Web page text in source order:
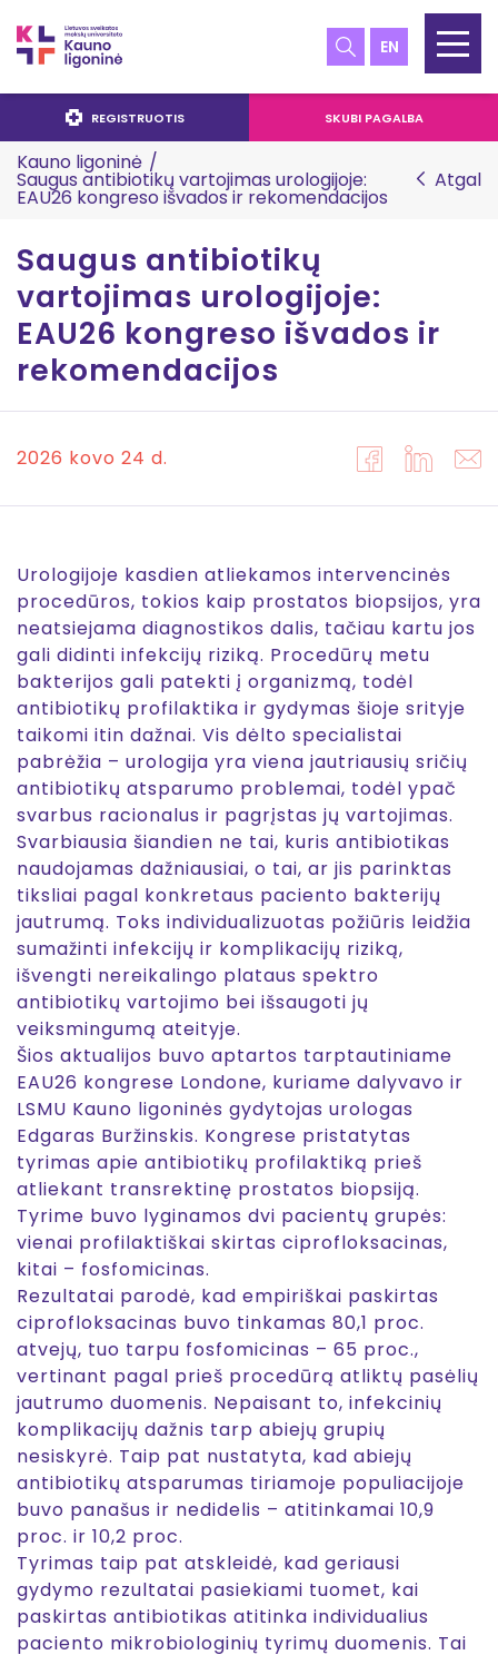
EN
REGISTRUOTIS SKUBI PAGALBA
Kauno ligoninė /
Saugus antibiotikų vartojimas urologijoje:
EAU26 kongreso išvados ir rekomendacijos
Atgal
Saugus antibiotikų
vartojimas urologijoje:
EAU26 kongreso išvados ir
rekomendacijos
2026 kovo 24 d.
Urologijoje kasdien atliekamos intervencinės
procedūros, tokios kaip prostatos biopsijos, yra
neatsiejama diagnostikos dalis, tačiau kartu jos
gali didinti infekcijų riziką. Procedūrų metu
bakterijos gali patekti į organizmą, todėl
antibiotikų profilaktika ir gydymas šioje srityje
taikomi itin dažnai. Vis dėlto specialistai
pabrėžia – urologija yra viena jautriausių sričių
antibiotikų atsparumo problemai, todėl ypač
svarbus racionalus ir pagrįstas jų vartojimas.
Svarbiausia šiandien ne tai, kuris antibiotikas
naudojamas dažniausiai, o tai, ar jis parinktas
tiksliai pagal konkretaus paciento bakterijų
jautrumą. Toks individualizuotas požiūris leidžia
sumažinti infekcijų ir komplikacijų riziką,
išvengti nereikalingo plataus spektro
antibiotikų vartojimo bei išsaugoti jų
veiksmingumą ateityje.
Šios aktualijos buvo aptartos tarptautiniame
EAU26 kongrese Londone, kuriame dalyvavo ir
LSMU Kauno ligoninės gydytojas urologas
Edgaras Buržinskis. Kongrese pristatytas
tyrimas apie antibiotikų profilaktiką prieš
atliekant transrektinę prostatos biopsiją.
Tyrime buvo lyginamos dvi pacientų grupės:
vienai profilaktiškai skirtas ciprofloksacinas,
kitai – fosfomicinas.
Rezultatai parodė, kad empiriškai paskirtas
ciprofloksacinas buvo tinkamas 80,1 proc.
atvejų, tuo tarpu fosfomicinas – 65 proc.,
vertinant pagal prieš procedūrą atliktų pasėlių
jautrumo duomenis. Nepaisant to, infekcinių
komplikacijų dažnis tarp abiejų grupių
nesiskyrė. Taip pat nustatyta, kad abiejų
antibiotikų atsparumas tiriamoje populiacijoje
buvo panašus ir nedidelis – atitinkamai 10,9
proc. ir 10,2 proc.
Tyrimas taip pat atskleidė, kad geriausi
gydymo rezultatai pasiekiami tuomet, kai
paskirtas antibiotikas atitinka individualius
paciento mikrobiologinių tyrimų duomenis. Tai